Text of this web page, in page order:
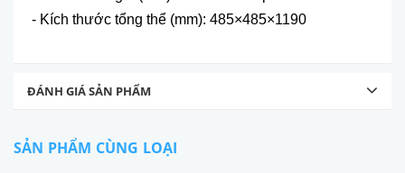
- Kích thước tổng thể (mm): 485×485×1190
ĐÁNH GIÁ SẢN PHẨM
SẢN PHẨM CÙNG LOẠI